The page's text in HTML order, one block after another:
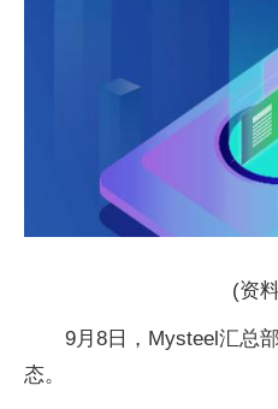
(资
9月8日，Mysteel汇总
态。